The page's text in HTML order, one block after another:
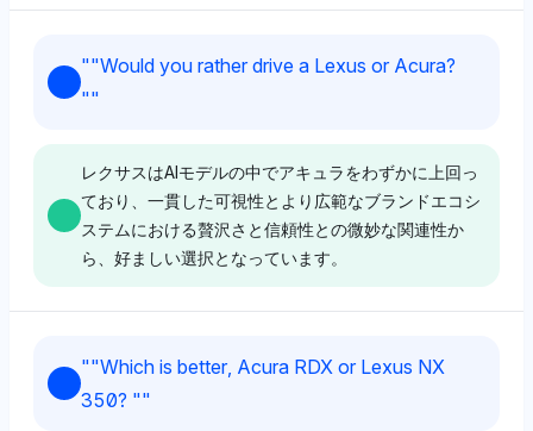
パープレキシティはアキュラとレクサスの間に明確な好
性データに依存していることを示唆しています。そのト
ーンは中立的で、明確な耐久性の主張なしにバランスの
取れた可視性に焦点を合わせています。
Gemini
（どちらも可視性は4％）、トヨタ（レクサスの親）お
よびリペアパルを含むことで、修理費用と信頼性の指標
""Would you rather drive a Lexus or Acura?
""
レクサスはAIモデルの中でアキュラをわずかに上回っ
ており、一貫した可視性とより広範なブランドエコシ
ステムにおける贅沢さと信頼性との微妙な関連性か
ら、好ましい選択となっています。
グロックはレクサスとアキュラの間に明確な好意を示さ
""Which is better, Acura RDX or Lexus NX
350? ""